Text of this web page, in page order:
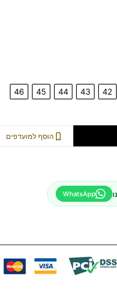
42
43
44
45
46
הוסף למועדפים
WhatsApp